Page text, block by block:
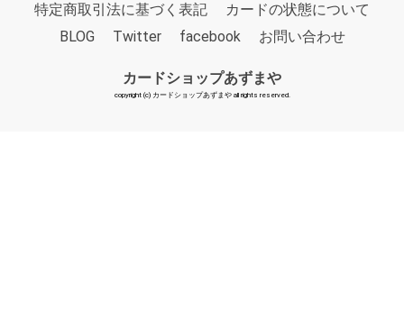
特定商取引法に基づく表記
カードの状態について
BLOG
Twitter facebook お問い合わせ
カードショップあずまや
copyright (c) カードショップあずまや all rights reserved.